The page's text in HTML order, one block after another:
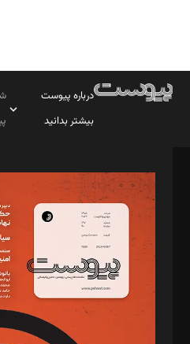
درباره پیوست
بیشتر بدانید
مدیر مسئول: محمدباقر اثنی‌عشری
سردبیر: مهرک محمودی
دبیر تحریریه: میثم قاسمی
د‌بیر ناداستان: سمانه سمیع
د‌بیر خدمت و تجارت: ابوالفضل رجبی
د‌بیر حقوق فناوری: حسام‌الدین ایپکچی
د‌بیر پیوست جهان: مینا پاکدل
د‌بیر تحریریه آنلاین: بابک نقاش